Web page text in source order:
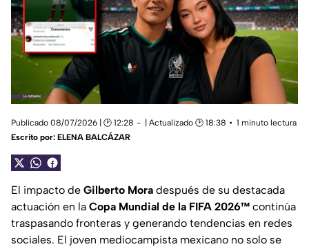
Publicado 08/07/2026 | 🕑 12:28 | Actualizado 🕑 18:38
1 minuto lectura
Escrito por: ELENA BALCÁZAR
El impacto de Gilberto Mora después de su destacada
actuación en la Copa Mundial de la FIFA 2026™ continúa
traspasando fronteras y generando tendencias en redes
sociales. El joven mediocampista mexicano no solo se